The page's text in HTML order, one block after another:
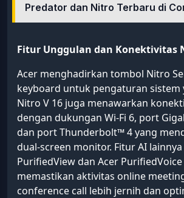
Predator dan Nitro Terbaru di
Fitur Unggulan dan Konektivitas
Acer menghadirkan tombol Nitro
keyboard untuk pengaturan sistem
Nitro V 16 juga menawarkan
dengan dukungan Wi-Fi 6, port
dan port Thunderbolt™ 4 yang
dual-screen monitor. Fitur AI
PurifiedView dan Acer PurifiedVoice
memastikan aktivitas online
conference call lebih jernih dan